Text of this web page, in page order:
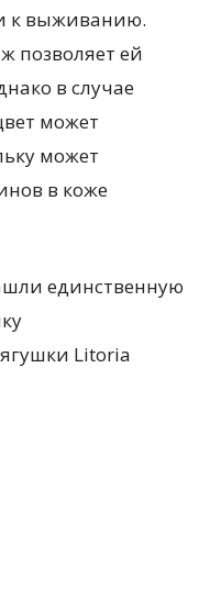
к выживанию.
позволяет ей
в случае
может
может
в коже
Litoria